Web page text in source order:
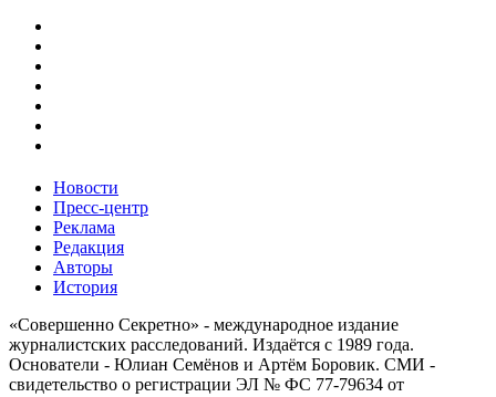
Новости
Пресс-центр
Реклама
Редакция
Авторы
История
«Совершенно Секретно» - международное издание
журналистских расследований. Издаётся с 1989 года.
Основатели - Юлиан Семёнов и Артём Боровик. CМИ -
свидетельство о регистрации ЭЛ № ФС 77-79634 от